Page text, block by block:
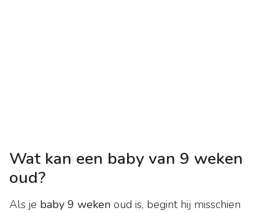
Wat kan een baby van 9 weken
oud?
Als je baby 9 weken oud is, begint hij misschien